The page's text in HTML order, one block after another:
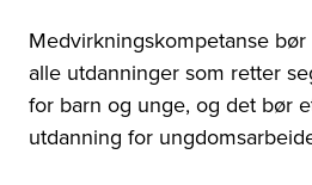
Medvirkningskompetanse
alle utdanninger som retter
for barn og unge, og det bør
utdanning for